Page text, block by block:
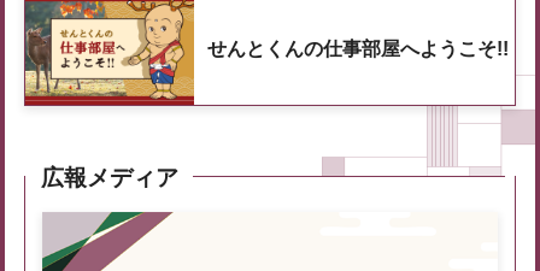
せんとくんの仕事部屋へようこそ!!
広報メディア